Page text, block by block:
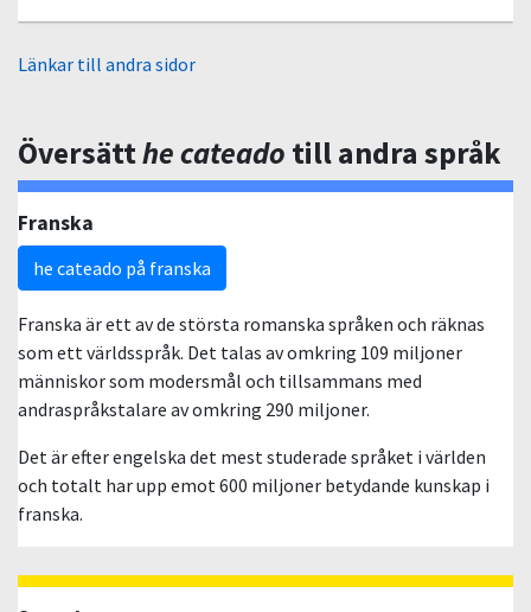
Länkar till andra sidor
Översätthe cateado till andra språk
Franska
he cateado på franska
Franska är ett av de största romanska språken och räknas
som ett världsspråk. Det talas av omkring 109 miljoner
människor som modersmål och tillsammans med
andraspråkstalare av omkring 290 miljoner.
Det är efter engelska det mest studerade språket i världen
och totalt har upp emot 600 miljoner betydande kunskap i
franska.